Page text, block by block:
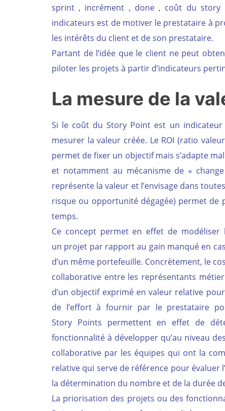
sprint , incrément , done , coût du story
indicateurs est de motiver le prestataire à
les intérêts du client et de son prestataire.
Partant de l’idée que le client ne peut
piloter les projets à partir d’indicateurs
La mesure de la
Si le coût du Story Point est un
mesurer la valeur créée. Le ROI (ratio
permet de fixer un objectif mais s’adapte
et notamment au mécanisme de «
représente la valeur et l’envisage dans
risque ou opportunité dégagée) permet
temps.
Ce concept permet en effet de
un projet par rapport au gain manqué en
d’un même portefeuille. Concrètement, le
collaborative entre les représentants
d’un objectif exprimé en valeur relative
de l’effort à fournir par le prestataire
Story Points permettent en effet de
fonctionnalité à développer qu’au niveau
collaborative par les équipes qui ont la
relative qui serve de référence pour
la détermination du nombre et de la durée
La priorisation des projets ou des